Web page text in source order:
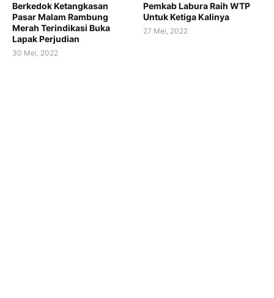
Berkedok Ketangkasan
Pasar Malam Rambung
Merah Terindikasi Buka
Lapak Perjudian
30 Mei, 2022
Pemkab Labura Raih WTP
Untuk Ketiga Kalinya
27 Mei, 2022